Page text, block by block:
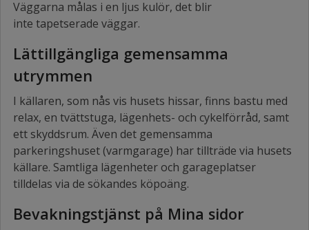
Väggarna målas i en ljus kulör, det blir
inte tapetserade väggar.
Lättillgängliga gemensamma
utrymmen
I källaren, som nås vis husets hissar, finns bastu med
relax, en tvättstuga, lägenhets- och cykelförråd, samt
ett skyddsrum. Även det gemensamma
parkeringshuset (varmgarage) har tillträde via husets
källare. Samtliga lägenheter och garageplatser
tilldelas via de sökandes köpoäng.
Bevakningstjänst på Mina sidor